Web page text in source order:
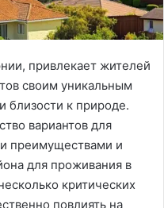
привлекает жителей
своим уникальным
близости к природе.
вариантов для
преимуществами и
для проживания в
критических
повлиять на